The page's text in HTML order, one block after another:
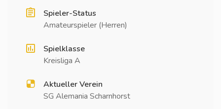
Spieler-Status
Amateurspieler (Herren)
Spielklasse
Kreisliga A
Aktueller Verein
SG Alemania Scharnhorst